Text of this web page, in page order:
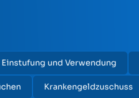
Einstufung und Verwendung
Krankengeldzuschuss